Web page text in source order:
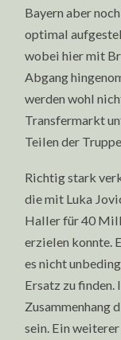
Bayern aber
optimal
wobei hier mit
Abgang
werden wohl
Transfermarkt
Teilen der
Richtig stark
die mit Luka
Haller für 40
erzielen konnte.
es nicht
Ersatz zu finden.
Zusammenhang
sein. Ein